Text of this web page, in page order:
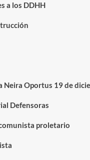
a los DDHH
Neira Oportus 19 de
Defensoras
proletario